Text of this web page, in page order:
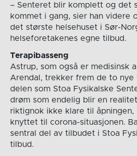
– Senteret blir komplett og det
kommet i gang, sier han videre
det største helsehuset i Sør-
helseforetakenes egne tilbud.
Terapibasseng
Astrup, som også er medisinsk
Arendal, trekker frem de to nye
delen som Stoa Fysikalske
drøm som endelig blir en
riktignok ikke klare til
knyttet til corona-situasjonen.
sentral del av tilbudet i Stoa
tilbud.